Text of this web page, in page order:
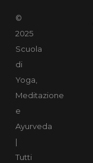
©
2025
Scuola
di
Yoga,
Meditazione
e
Ayurveda
|
Tutti